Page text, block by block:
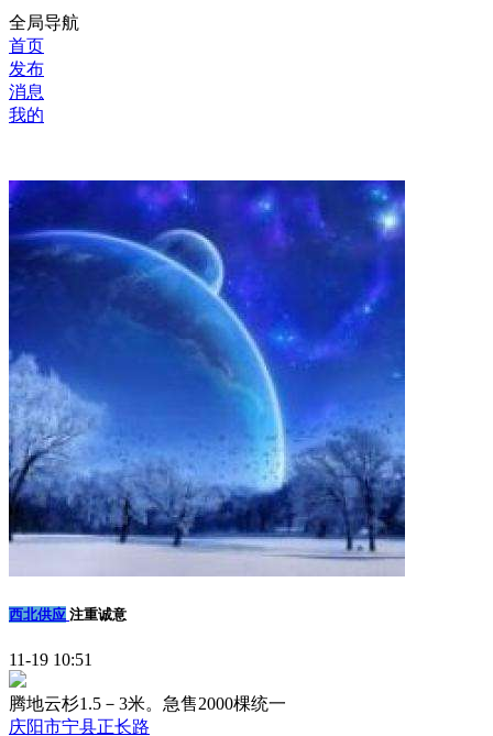
全局导航
首页
发布
消息
我的
西北供应 注重诚意
11-19 10:51
腾地云杉1.5－3米。急售2000棵统一
庆阳市宁县正长路